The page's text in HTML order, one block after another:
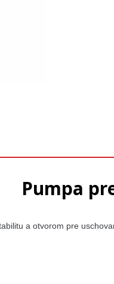
Pumpa
a otvorom pre